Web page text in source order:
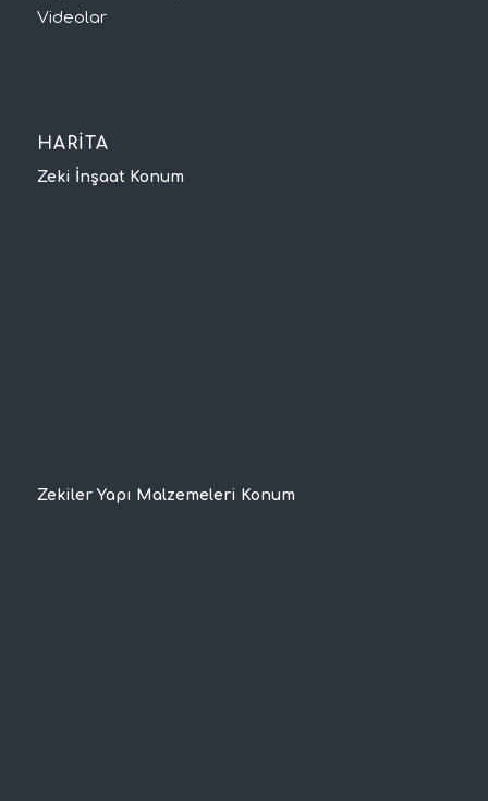
Videolar
HARİTA
Zeki İnşaat Konum
Zekiler Yapı Malzemeleri Konum